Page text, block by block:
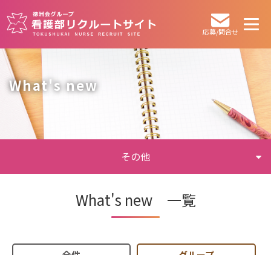
応募/問合せ
What's new
What's new 一覧
その他